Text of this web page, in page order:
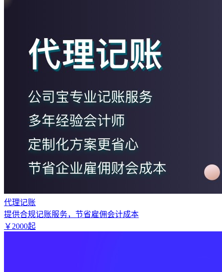
代理记账
提供合规记账服务，节省雇佣会计成本
￥ 2000起